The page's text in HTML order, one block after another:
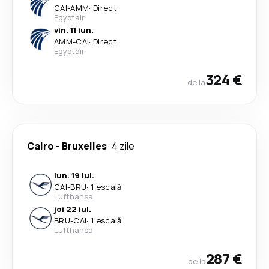
CAI-AMM· Direct
Egyptair
vin. 11 iun.
AMM-CAI· Direct
Egyptair
de la324 €
Cairo - Bruxelles 4 zile
lun. 19 iul.
CAI-BRU· 1 escală
Lufthansa
joi 22 iul.
BRU-CAI· 1 escală
Lufthansa
de la287 €